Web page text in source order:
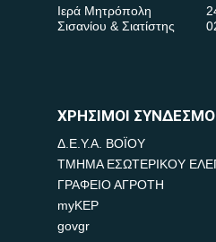
Ιερά Μητρόπολη
Σισανίου & Σιατίστης
ΧΡΗΣΙΜΟΙ
Δ.Ε.Υ.Α. ΒΟΪΟΥ
ΤΜΗΜΑ ΕΣΩΤΕΡΙΚΟΥ
ΓΡΑΦΕΙΟ ΑΓΡΟΤΗ
myKEP
govgr